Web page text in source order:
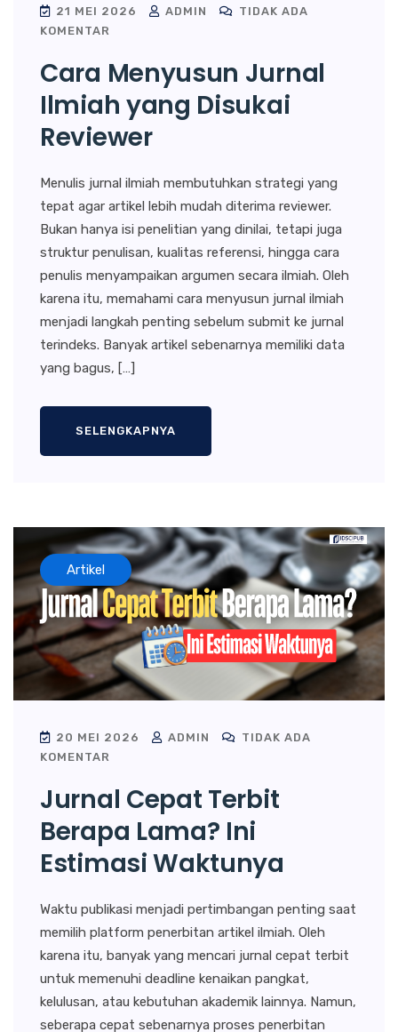
21 MEI 2026 ADMIN
TIDAK ADA
KOMENTAR
Cara Menyusun Jurnal
Ilmiah yang Disukai
Reviewer
Menulis jurnal ilmiah membutuhkan strategi yang
tepat agar artikel lebih mudah diterima reviewer.
Bukan hanya isi penelitian yang dinilai, tetapi juga
struktur penulisan, kualitas referensi, hingga cara
penulis menyampaikan argumen secara ilmiah. Oleh
karena itu, memahami cara menyusun jurnal ilmiah
menjadi langkah penting sebelum submit ke jurnal
terindeks. Banyak artikel sebenarnya memiliki data
yang bagus, […]
SELENGKAPNYA
Artikel
20 MEI 2026 ADMIN
TIDAK ADA
KOMENTAR
Jurnal Cepat Terbit
Berapa Lama? Ini
Estimasi Waktunya
Waktu publikasi menjadi pertimbangan penting saat
memilih platform penerbitan artikel ilmiah. Oleh
karena itu, banyak yang mencari jurnal cepat terbit
untuk memenuhi deadline kenaikan pangkat,
kelulusan, atau kebutuhan akademik lainnya. Namun,
seberapa cepat sebenarnya proses penerbitan